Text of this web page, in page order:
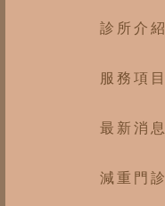
診所介紹
服務項目
最新消息
減重門診